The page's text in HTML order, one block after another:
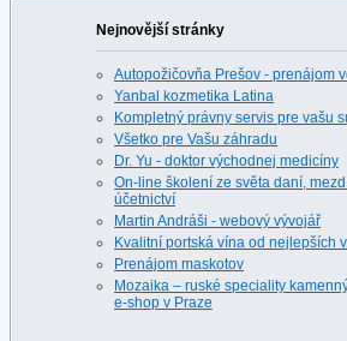
Nejnovější stránky
Autopožičovňa Prešov - prenájom
Yanbal kozmetika Latina
Kompletný právny servis pre vašu
Všetko pre Vašu záhradu
Dr. Yu - doktor východnej medicíny
On-line školení ze světa daní,
účetnictví
Martin Andráši - webový vývojář
Kvalitní portská vína od nejlepších
Prenájom maskotov
Mozaika – ruské speciality
e-shop v Praze